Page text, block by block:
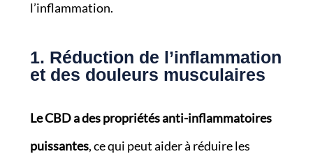
l’inflammation.
1. Réduction de l’inflammation
et des douleurs musculaires
Le CBD a des propriétés anti-inflammatoires
puissantes, ce qui peut aider à réduire les